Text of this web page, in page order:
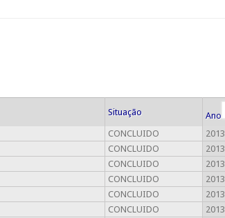
Situação
Ano
CONCLUIDO
2013
CONCLUIDO
2013
CONCLUIDO
2013
CONCLUIDO
2013
CONCLUIDO
2013
CONCLUIDO
2013